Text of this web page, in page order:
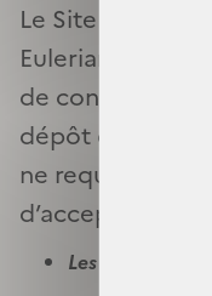
Le Site utilise
Eulerian. Cet
de
dépôt des
ne requièrent
d’acceptation.
Les cookies de